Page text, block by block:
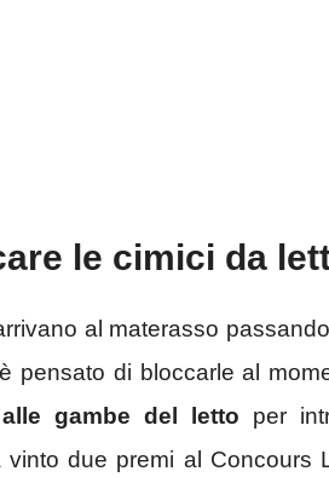
le cimici da
al materasso
pensato di bloccarle al
gambe del letto per
due premi al Concours